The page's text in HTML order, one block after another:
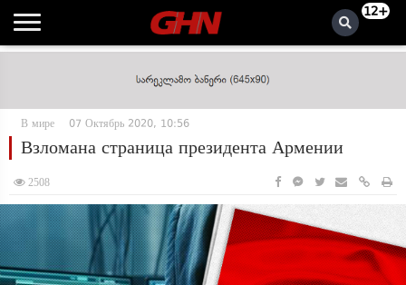
12+
В мире 07 Октябрь 2020, 10:56
Взломана страница президента Армении
2508